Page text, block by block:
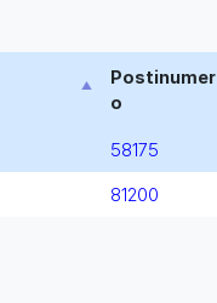
Postinumer
o
58175
81200